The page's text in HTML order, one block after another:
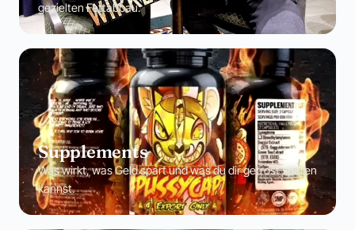
gezielten Fettabbau.
Supplements
Was wirkt, was Geld spart und was du dir getrost sparen
kannst.